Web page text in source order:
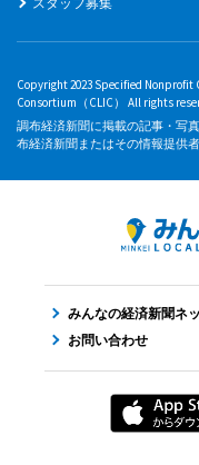
Copyright 2023 Specified
Consortium（CLIC） All rights
調布経済新聞に掲載の記事・写
布経済新聞またはその情報提供者
みんなの経済新聞ネ
お問い合わせ